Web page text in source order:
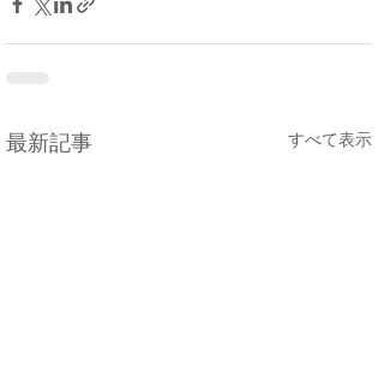
最新記事 すべて表示